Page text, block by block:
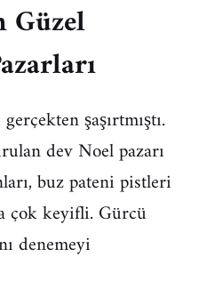
Güzel
şaşırtmıştı.
dev Noel pazarı
buz pateni pistleri
çok keyifli. Gürcü
denemeyi